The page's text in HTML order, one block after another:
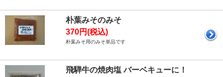
朴葉みそのみそ
370円(税込)
朴葉みそ用のみそ単品です
飛騨牛の焼肉塩 バーベキューに！